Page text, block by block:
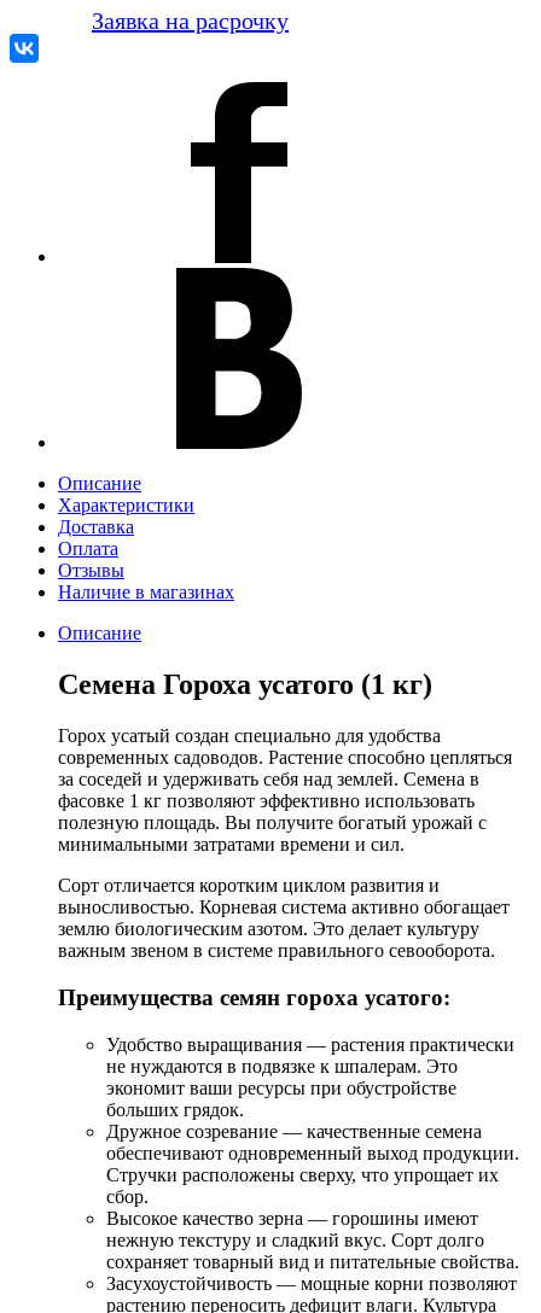
Заявка на расрочку
Описание
Характеристики
Доставка
Оплата
Отзывы
Наличие в магазинах
Описание
Семена Гороха усатого (1 кг)
Горох усатый создан специально для удобства
современных садоводов. Растение способно цепляться
за соседей и удерживать себя над землей. Семена в
фасовке 1 кг позволяют эффективно использовать
полезную площадь. Вы получите богатый урожай с
минимальными затратами времени и сил.
Сорт отличается коротким циклом развития и
выносливостью. Корневая система активно обогащает
землю биологическим азотом. Это делает культуру
важным звеном в системе правильного севооборота.
Преимущества семян гороха усатого:
Удобство выращивания — растения практически
не нуждаются в подвязке к шпалерам. Это
экономит ваши ресурсы при обустройстве
больших грядок.
Дружное созревание — качественные семена
обеспечивают одновременный выход продукции.
Стручки расположены сверху, что упрощает их
сбор.
Высокое качество зерна — горошины имеют
нежную текстуру и сладкий вкус. Сорт долго
сохраняет товарный вид и питательные свойства.
Засухоустойчивость — мощные корни позволяют
растению переносить дефицит влаги. Культура